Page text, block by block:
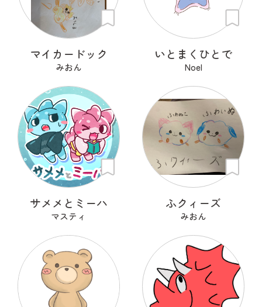
マイカードック
みおん
いとまくひとで
Noel
サメメとミーハ
マスティ
ふクィーズ
みおん